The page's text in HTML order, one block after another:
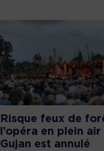
Risque feux de
l’opéra en plein air
Gujan est annulé